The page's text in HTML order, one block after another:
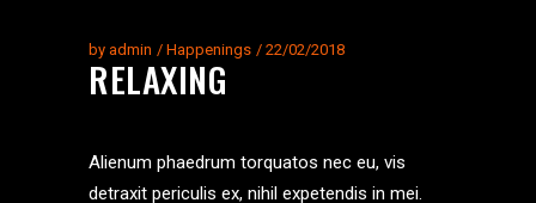
by admin Happenings 22/02/2018
RELAXING
Alienum phaedrum torquatos nec eu, vis
detraxit periculis ex, nihil expetendis in mei.